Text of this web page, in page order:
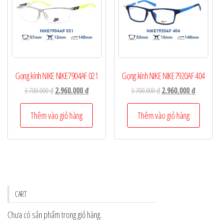
Gọng kính NIKE NIKE7904AF 021
3.700.000₫Giá
gốc
là:
3.700.000 ₫.
2.960.000₫Giá
hiện
là:
2.960.000 ₫.
Thêm vào giỏ hàng
Gọng kính NIKE NIKE7920AF 404
3.700.000₫Giá
gốc
là:
3.700.000 ₫.
2.960.000₫Giá
hiện
là:
Thêm vào giỏ hàng
CART
Chưa có sản phẩm trong giỏ hàng.